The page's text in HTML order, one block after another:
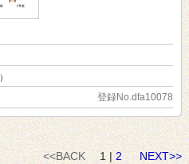
登録No.dfa10078
<<BACK1 |2
NEXT>>